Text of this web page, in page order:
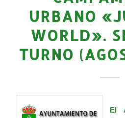
URBANO
WORLD».
TURNO
El